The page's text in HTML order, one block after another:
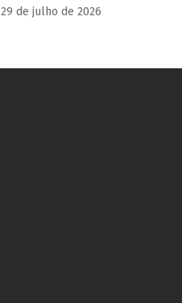
29 de julho de 2026